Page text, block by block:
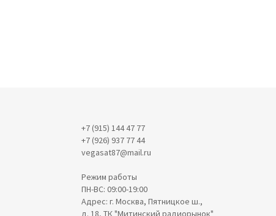
+7 (915) 144 47 77
+7 (926) 937 77 44
vegasat87@mail.ru
Режим работы
ПН-ВС: 09:00-19:00
Адрес: г. Москва, Пятницкое ш.,
д. 18, ТК "Митинский радиорынок"